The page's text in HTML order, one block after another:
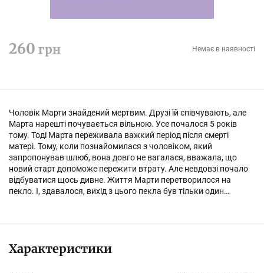
260 грн Немає в наявності
Чоловік Марти знайдений мертвим. Друзі їй співчувають, але
Марта нарешті почувається вільною. Усе почалося 5 років
тому. Тоді Марта переживала важкий період після смерті
матері. Тому, коли познайомилася з чоловіком, який
запропонував шлюб, вона довго не вагалася, вважала, що
новий старт допоможе пережити втрату. Але невдовзі почало
відбуватися щось дивне. Життя Марти перетворилося на
пекло. І, здавалося, вихід з цього пекла був тільки один…
Характеристики